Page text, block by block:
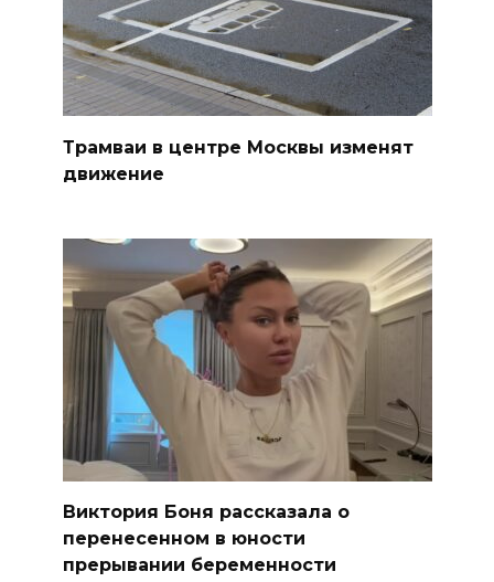
Трамваи в центре Москвы изменят
движение
Виктория Боня рассказала о
перенесенном в юности
прерывании беременности